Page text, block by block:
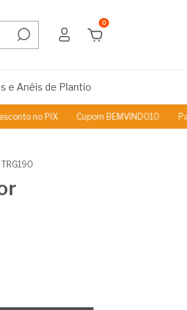
0
e Anéis de Plantio
no PIX Cupom BEMVINDO10